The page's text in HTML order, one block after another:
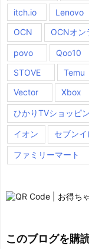
itch.io
Lenovo
OCN
OCNオン
povo Qoo10
STOVE
Temu
Vector
Xbox
ひかりTVショッピ
イオン セブン
ファミリーマート
このブログを購